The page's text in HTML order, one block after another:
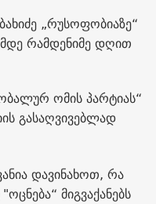
„რუსოფობიაზე“
რამდენიმე დღით
ომის პარტიას“
გასაღვივებლად
დავინახოთ, რა
მიგვაქანებს